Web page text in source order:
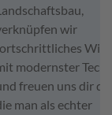
wir
modernster
freuen uns dir
man als echter